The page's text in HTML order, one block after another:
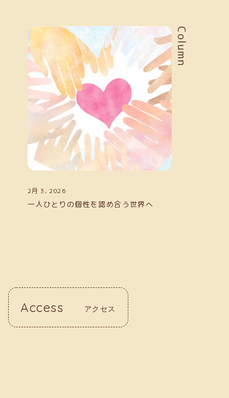
お知らせ
Column
2月 3, 2026
一人ひとりの個性を認め合う世界へ
Access アクセス